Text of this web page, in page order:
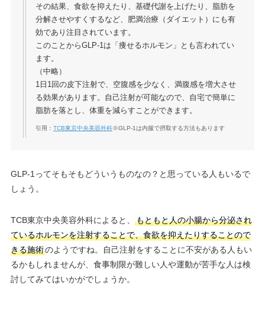
その結果、食欲を抑えたり、基礎代謝を上げたり、脂肪を
分解させやすくするなど、肥満治療（ダイエット）にも有
効であり注目されています。
このことからGLP-1は「痩せるホルモン」とも言われてい
ます。
（中略）
1日1回の皮下注射で、空腹感を少なく、満腹感を増大させ
る効果があります。自己注射が可能なので、自宅で簡単に
脂肪を落とし、体重を減らすことができます。
引用： TCB東京中央美容外科※GLP-1は内服で摂取する方法もあります
GLP-1ってそもそもどういうものなの？と思っている人もいるで
しょう。
TCB東京中央美容外科によると、
もともと人の小腸から分泌され
ているホルモンを注射することで、食欲を抑えたりすることので
きる施術のようですね。自己注射をすることに不安がある人もい
るかもしれませんが、食事制限が難しい人や運動が苦手な人は検
討してみてはいかがでしょうか。